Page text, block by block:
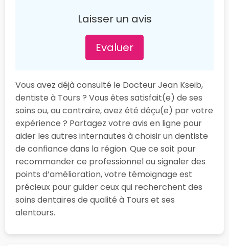
Laisser un avis
Evaluer
Vous avez déjà consulté le Docteur Jean Kseib,
dentiste à Tours ? Vous êtes satisfait(e) de ses
soins ou, au contraire, avez été déçu(e) par votre
expérience ? Partagez votre avis en ligne pour
aider les autres internautes à choisir un dentiste
de confiance dans la région. Que ce soit pour
recommander ce professionnel ou signaler des
points d’amélioration, votre témoignage est
précieux pour guider ceux qui recherchent des
soins dentaires de qualité à Tours et ses
alentours.